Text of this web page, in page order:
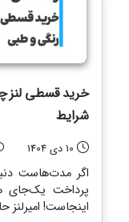
خرید قسطی لنز
شرایط
10 دی 1404
اگر مدت‌هاست
پرداخت یک‌جای
اینجاست! امیرلنز